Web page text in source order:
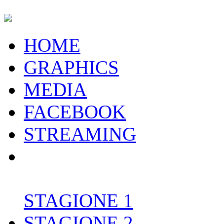
HOME
GRAPHICS
MEDIA
FACEBOOK
STREAMING
STAGIONE 1